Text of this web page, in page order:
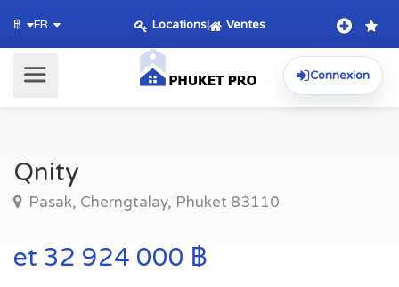
฿ FR Locations| Ventes
Connexion
Qnity
Pasak, Cherngtalay, Phuket 83110
et 32 924 000 ฿